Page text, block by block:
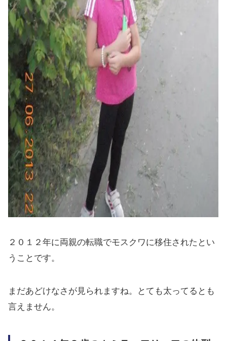
２０１２年に両親の転職でモスクワに移住されたとい
うことです。
まだあどけなさが見られますね。とても太ってるとも
言えません。